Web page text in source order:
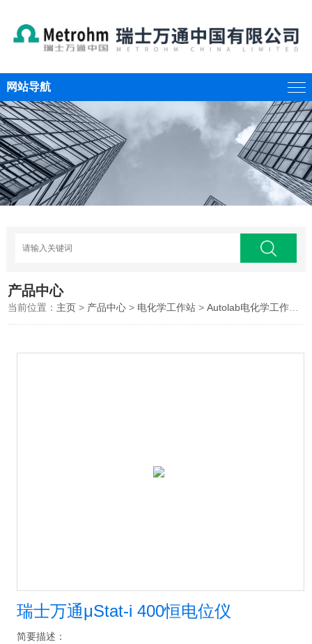
网站导航
产品中心
当前位置： 主页 > 产品中心 > 电化学工作站 >Autolab电化学工作站
瑞士万通μStat-i 400恒电位仪
简要描述：